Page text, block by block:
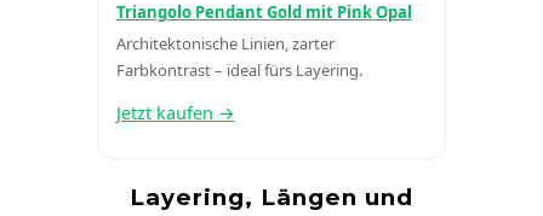
Triangolo Pendant Gold mit Pink Opal
Architektonische Linien, zarter
Farbkontrast – ideal fürs Layering.
Jetzt kaufen →
Layering, Längen und